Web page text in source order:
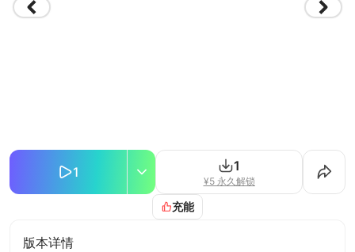
1 1
¥5 永久解锁
充能
版本详情